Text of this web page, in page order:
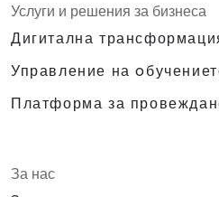
Услуги и решения за бизнеса
Дигитална
Управление на
Платформа за
За нас